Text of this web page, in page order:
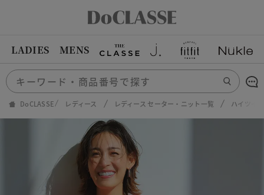
LADIES MENS
DoCLASSE レディース レディース セーター・ニット一覧 ハイツイ